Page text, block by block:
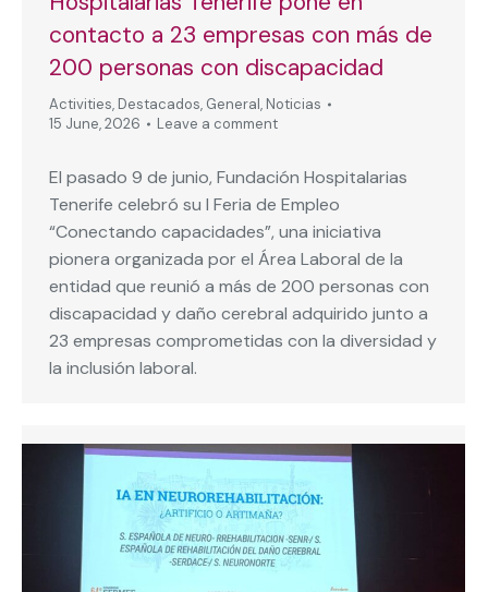
contacto a 23 empresas con más de
200 personas con discapacidad
Activities, Destacados, General, Noticias
15 June, 2026
Leave a comment
El pasado 9 de junio, Fundación Hospitalarias
Tenerife celebró su I Feria de Empleo
“Conectando capacidades”, una iniciativa
pionera organizada por el Área Laboral de la
entidad que reunió a más de 200 personas con
discapacidad y daño cerebral adquirido junto a
23 empresas comprometidas con la diversidad y
la inclusión laboral.